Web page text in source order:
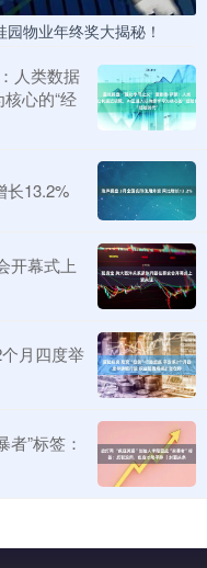
物业年终奖大揭秘！
人类数据
心的“经
长13.2%
开幕式上
月四度举
者”标签：